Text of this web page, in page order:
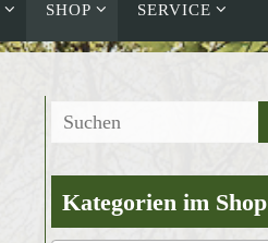
SHOP SERVICE
Kategorien im Shop